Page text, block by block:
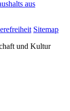
aus
Sitemap
und Kultur